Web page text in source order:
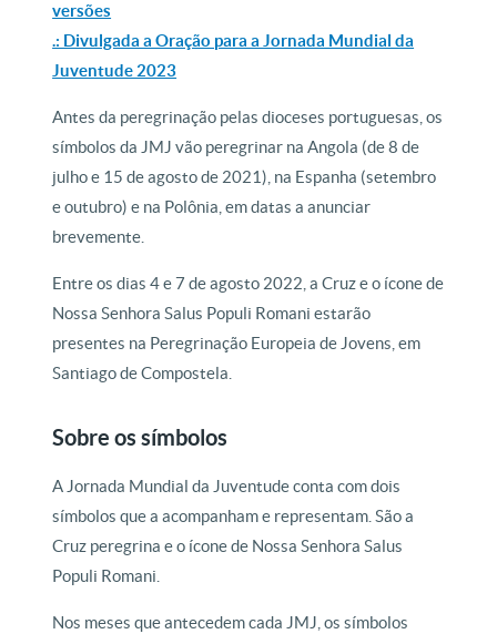
versões
.: Divulgada a Oração para a Jornada Mundial da
Juventude 2023
Antes da peregrinação pelas dioceses portuguesas, os
símbolos da JMJ vão peregrinar na Angola (de 8 de
julho e 15 de agosto de 2021), na Espanha (setembro
e outubro) e na Polônia, em datas a anunciar
brevemente.
Entre os dias 4 e 7 de agosto 2022, a Cruz e o ícone de
Nossa Senhora Salus Populi Romani estarão
presentes na Peregrinação Europeia de Jovens, em
Santiago de Compostela.
Sobre os símbolos
A Jornada Mundial da Juventude conta com dois
símbolos que a acompanham e representam. São a
Cruz peregrina e o ícone de Nossa Senhora Salus
Populi Romani.
Nos meses que antecedem cada JMJ, os símbolos